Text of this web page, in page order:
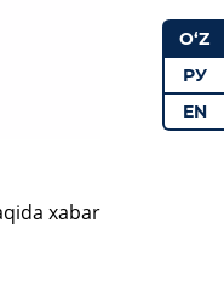
xabar
O‘Z
РУ
EN